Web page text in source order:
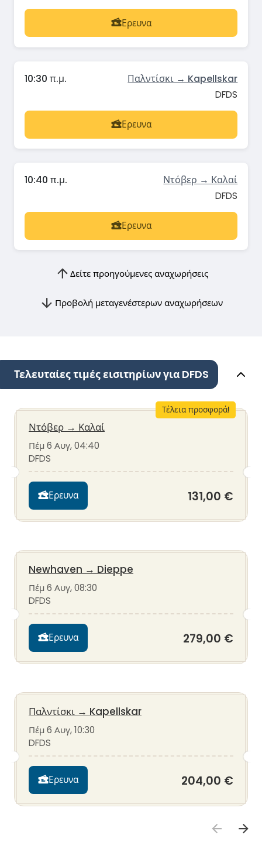
Ερευνα
10:30 π.μ. Παλντίσκι → Kapellskar
DFDS
Ερευνα
10:40 π.μ. Ντόβερ → Καλαί
DFDS
Ερευνα
Δείτε προηγούμενες αναχωρήσεις
Προβολή μεταγενέστερων αναχωρήσεων
Τελευταίες τιμές εισιτηρίων για DFDS
Τέλεια προσφορά!
Ντόβερ → Καλαί
Πέμ 6 Αυγ, 04:40
DFDS
Ερευνα 131,00 €
Newhaven → Dieppe
Πέμ 6 Αυγ, 08:30
DFDS
Ερευνα 279,00 €
Παλντίσκι → Kapellskar
Πέμ 6 Αυγ, 10:30
DFDS
Ερευνα 204,00 €